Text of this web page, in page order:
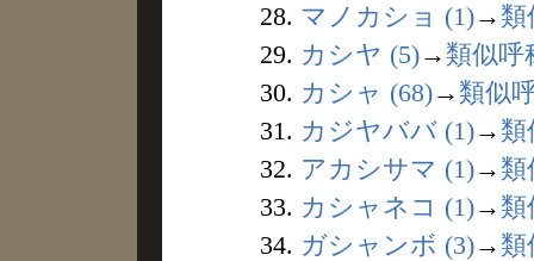
28. マノカショ (1)→ 類
29. カシヤ (5)→ 類似呼
30. カシャ (68)→ 類似
31. カジヤババ (1)→ 類
32. アカシサマ (1)→ 類
33. カシャネコ (1)→ 類
34. ガシャンボ (3)→ 類